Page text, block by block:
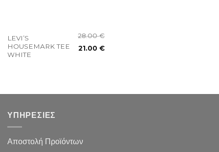
LEVI’S
HOUSEMARK TEE
WHITE
28.00€
21.00€
ΥΠΗΡΕΣΙΕΣ
Αποστολή Προϊόντων